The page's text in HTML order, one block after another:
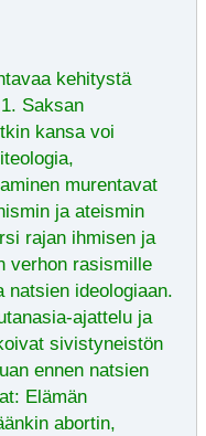
kehitystä
Saksan
kansa voi
murentavat
ja ateismin
rajan ihmisen ja
verhon rasismille
ideologiaan.
ajattelu ja
sivistyneistön
ennen natsien
Elämän
abortin,